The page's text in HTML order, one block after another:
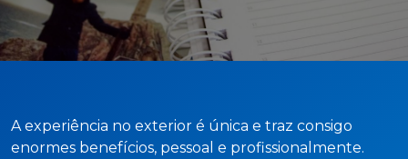
de Idiomas
Médicas
Conosco
& Você - Comunidade
Gustavo Adolfo
A experiência no exterior é única e traz consigo
enormes benefícios, pessoal e profissionalmente.